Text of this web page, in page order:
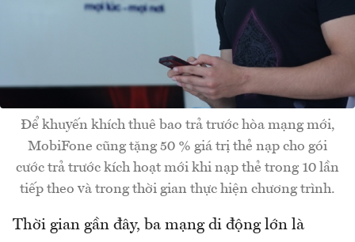
Để khuyến khích thuê bao trả trước hòa mạng mới,
MobiFone cũng tặng 50 % giá trị thẻ nạp cho gói
cước trả trước kích hoạt mới khi nạp thẻ trong 10 lần
tiếp theo và trong thời gian thực hiện chương trình.
Thời gian gần đây, ba mạng di động lớn là